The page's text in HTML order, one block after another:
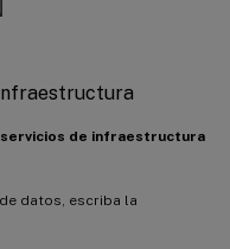
de infraestructura
de datos, escriba la